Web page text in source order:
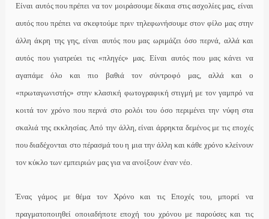
Είναι αυτός που πρέπει να τον μοιράσουμε δίκαια στις ασχολίες μας, είναι
αυτός που πρέπει να σκεφτούμε πριν τηλεφωνήσουμε στον φίλο μας στην
άλλη άκρη της γης, είναι αυτός που μας ωριμάζει όσο περνά, αλλά και
αυτός που γιατρεύει τις «πληγές» μας. Είναι αυτός που μας κάνει να
αγαπάμε όλο και πιο βαθιά τον σύντροφό μας, αλλά και ο
«πρωταγωνιστής» στην κλασική φωτογραφική στιγμή με τον γαμπρό να
κοιτά τον χρόνο που περνά στο ρολόι του όσο περιμένει την νύφη στα
σκαλιά της εκκλησίας. Από την άλλη, είναι άρρηκτα δεμένος με τις εποχές
που διαδέχονται στο πέρασμά του η μια την άλλη και κάθε χρόνο κλείνουν
τον κύκλο των εμπειριών μας για να ανοίξουν έναν νέο.
Ένας γάμος με θέμα τον Χρόνο και τις Εποχές του, μπορεί να
πραγματοποιηθεί οποιαδήποτε εποχή του χρόνου με παρούσες και τις